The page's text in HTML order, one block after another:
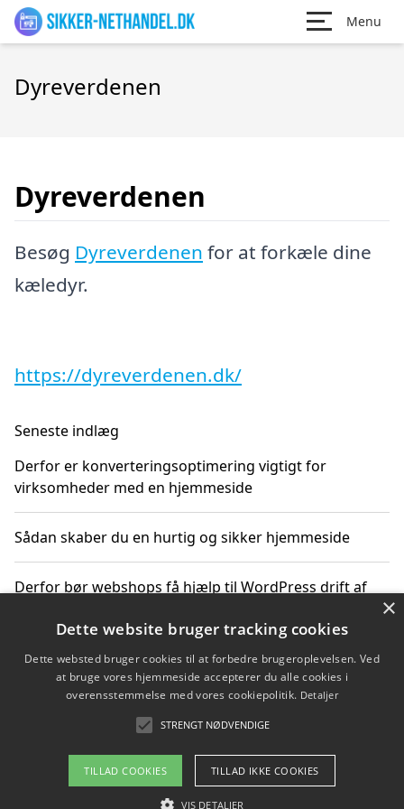
Menu
Dyreverdenen
Dyreverdenen
Besøg Dyreverdenen for at forkæle dine
kæledyr.
https://dyreverdenen.dk/
Seneste indlæg
Derfor er konverteringsoptimering vigtigt for
virksomheder med en hjemmeside
Sådan skaber du en hurtig og sikker hjemmeside
Derfor bør webshops få hjælp til WordPress drift af
Sikker nethandel gør det lettere at købe barkflis online
Ting du bør vide før du vælger webbureau i Aarhus
Copyright 2026 - Pilanto Aps
×
Dette website bruger tracking cookies
Dette websted bruger cookies til at forbedre brugeroplevelsen. Ved
at bruge vores hjemmeside accepterer du alle cookies i
overensstemmelse med vores cookiepolitik. Detaljer
STRENGT NØDVENDIGE
TILLAD COOKIES TILLAD IKKE COOKIES
VIS DETALJER